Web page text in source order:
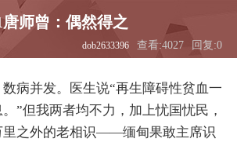
唐师曾：偶然得之
回复:0
查看:4027
dob2633396
病并发。医生说“再生障碍性贫血一
”但我两者均不力，加上忧国忧民，
里之外的老相识——缅甸果敢主席识